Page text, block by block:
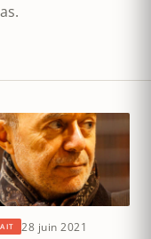
28 juin 2021